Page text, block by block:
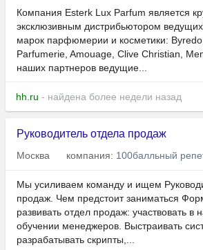
Компания Esterk Lux Parfum является
эксклюзивным дистрибьютором
марок парфюмерии и косметики:
Parfumerie, Amouage, Clive Christian,
наших партнеров ведущие...
hh.ru - найдена более недели назад
Руководитель отдела продаж
Москва компания: 100балльный
Мы усиливаем команду и ищем
продаж. Чем предстоит заниматься
развивать отдел продаж: участвовать в
обучении менеджеров. Выстраивать
разрабатывать скрипты,...